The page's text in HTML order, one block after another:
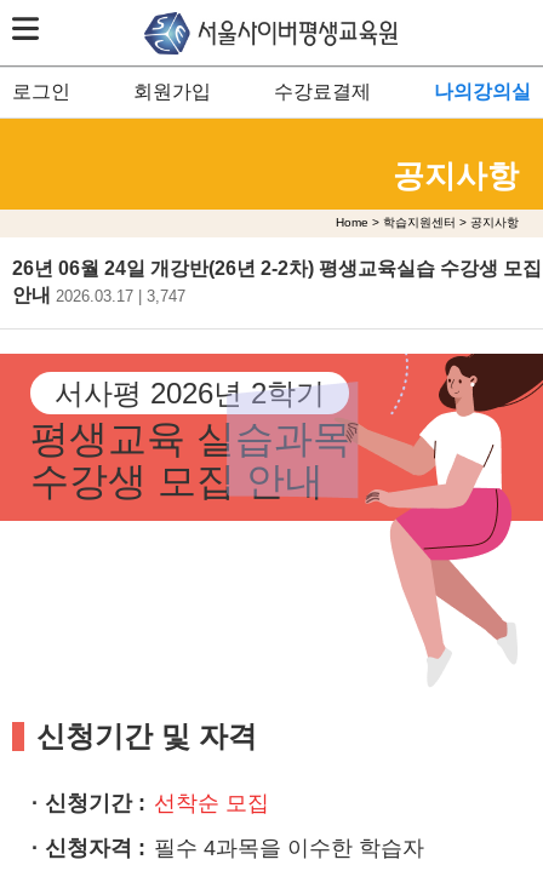
로그인 회원가입 수강료결제 나의강의실
공지사항
Home > 학습지원센터 > 공지사항
26년 06월 24일 개강반(26년 2-2차) 평생교육실습 수강생 모집
안내 2026.03.17 | 3,747
서사평 2026년 2학기
평생교육 실습과목
수강생 모집 안내
신청기간 및 자격
· 신청기간 : 선착순 모집
· 신청자격 : 필수 4과목을 이수한 학습자